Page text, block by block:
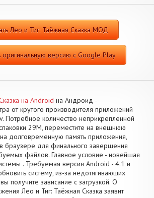
Лео и Тиг: Таёжная Сказка МОД
оригинальную версию с Google Play
на Android на Андроид -
от крутого производителя приложений
Потребное количество неприкрепленной
29M, переместите на внешнюю
долговременную память приложения,
браузере для финального завершения
файлов. Главное условие - новейшая
. Требуемая версия Android - 4.1 и
систему, из-за недотягивающих
получите зависание с загрузкой. О
Лео и Тиг: Таёжная Сказка заявит